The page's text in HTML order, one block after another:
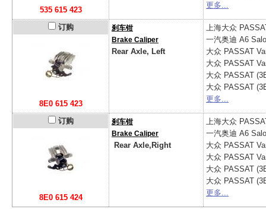
535 615 423
更多...
订购
8E0 615 423
刹车钳
Brake Caliper
Rear Axle, Left
上海大众
一汽奥迪 A6
大众 PASSAT
大众 PASSAT
大众 PASSAT
大众 PASSAT
更多...
订购
8E0 615 424
刹车钳
Brake Caliper
Rear Axle,Right
上海大众
一汽奥迪 A6
大众 PASSAT
大众 PASSAT
大众 PASSAT
大众 PASSAT
更多...